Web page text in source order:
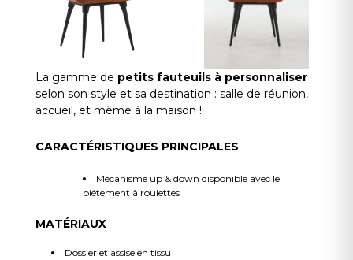
La gamme de petits fauteuils à personnaliser
selon son style et sa destination : salle de réunion,
accueil, et même à la maison !
CARACTÉRISTIQUES PRINCIPALES
Mécanisme up & down disponible avec le
piétement à roulettes
MATÉRIAUX
Dossier et assise en tissu